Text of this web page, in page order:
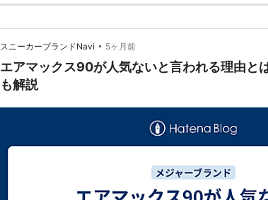
スニーカーブランドNavi • 5ヶ月前
エアマックス90が人気ないと言われる理由と
も解説